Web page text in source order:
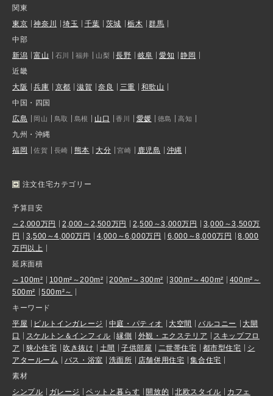
関東
東京
神奈川 埼玉 千葉 茨城 栃木
群馬
中部
新潟
富山 石川 福井 山梨 長野 岐阜 愛知
静岡
近畿
大阪
兵庫 京都 滋賀 奈良 三重
和歌山
中国・四国
広島
岡山 鳥取 島根 山口 香川 愛媛 徳島 高知
九州・沖縄
福岡
佐賀 長崎 熊本 大分 宮崎 鹿児島 沖縄
注文住宅カテゴリー
予算目安
～2,000万円
2,000～2,500万円 2,500～3,000万円
3,000～3,500万
円
3,500～4,000万円 4,000～6,000万円 6,000～8,000万円
8,000
万円以上
延床面積
～100m²
100m²～200m² 200m²～300m² 300m²～400m²
400m²～
500m²
500m²～
キーワード
平屋
ビルトインガレージ 中庭・パティオ 大空間 バルコニー
大開
口
スケルトン＆インフィル 縁側 外観・エクステリア
スキップフロ
ア
狭小住宅 吹き抜け 土間 子供部屋 二世帯住宅 都市型住宅
シ
アタールーム
バス・浴室 洗面所 店舗併用住宅
集合住宅
素材
シンプル
ガレージ ペットと暮らす 開放的 北欧スタイル
カフェ